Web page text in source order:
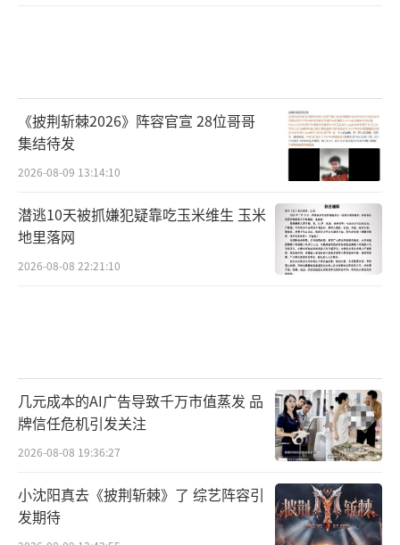
《披荆斩棘2026》阵容官宣 28位哥哥
集结待发
2026-08-09 13:14:10
潜逃10天被抓嫌犯疑靠吃玉米维生 玉米
地里落网
2026-08-08 22:21:10
几元成本的AI广告导致千万市值蒸发 品
牌信任危机引发关注
2026-08-08 19:36:27
小沈阳真去《披荆斩棘》了 综艺阵容引
发期待